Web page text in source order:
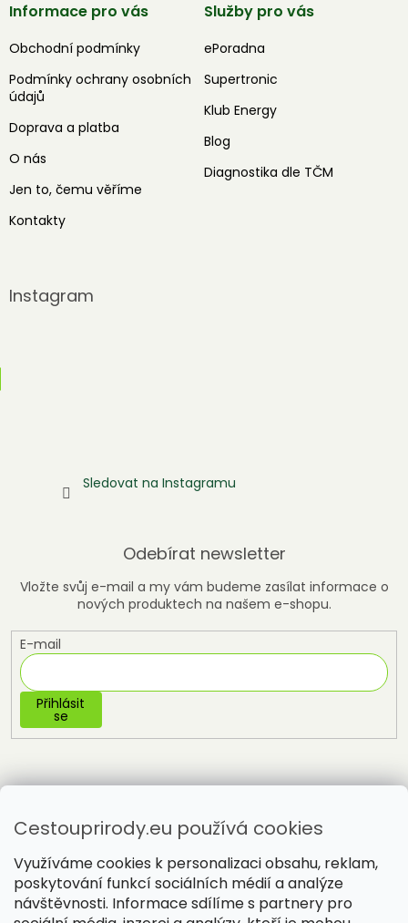
Cestouprirody.eu používá cookies
Využíváme cookies k personalizaci obsahu, reklam,
poskytování funkcí sociálních médií a analýze
návštěvnosti. Informace sdílíme s partnery pro
Informace pro vás
Obchodní podmínky
Podmínky ochrany osobních
údajů
Doprava a platba
O nás
Jen to, čemu věříme
Kontakty
Služby pro vás
ePoradna
Supertronic
Klub Energy
Blog
Diagnostika dle TČM
Instagram
Sledovat na Instagramu
Odebírat newsletter
Vložte svůj e-mail a my vám budeme zasílat informace o
nových produktech na našem e-shopu.
E-mail
Přihlásit
se